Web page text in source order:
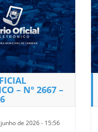
– Nº 2667 –
de 2026 - 15:56